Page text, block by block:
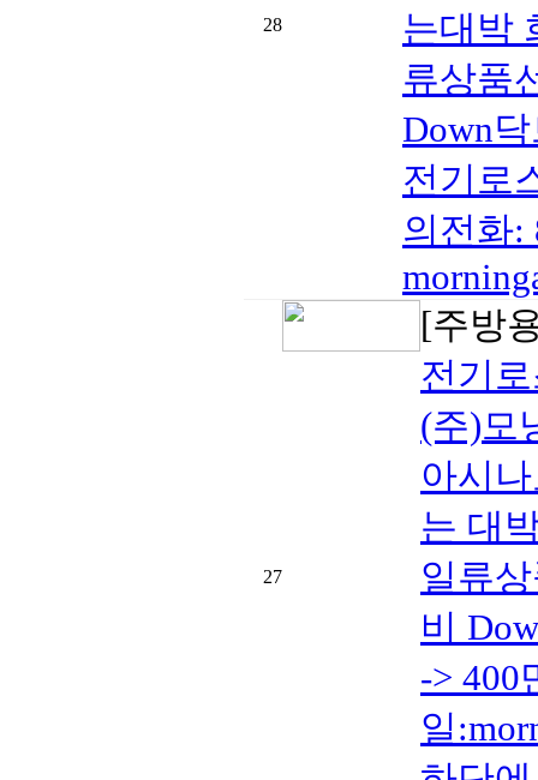
28
는대박
류상품
Down
전기로
의전화:
27
[주방
전기
(주)모
아시
는 대
일류
비
-> 400
일